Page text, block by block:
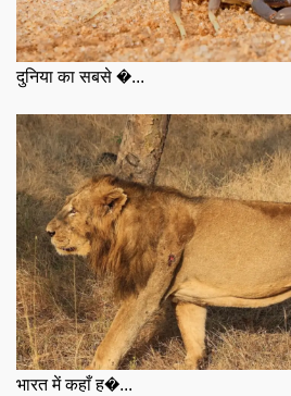
दुनिया का सबसे �...
भारत में कहाँ ह�...